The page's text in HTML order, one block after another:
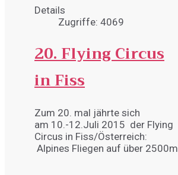
Details
Zugriffe: 4069
20. Flying Circus
in Fiss
Zum 20. mal jährte sich
am 10.-12.Juli 2015 der Flying
Circus in Fiss/Österreich:
Alpines Fliegen auf über 2500m